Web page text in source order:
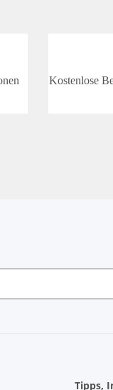
Kostenlose
Tipps,